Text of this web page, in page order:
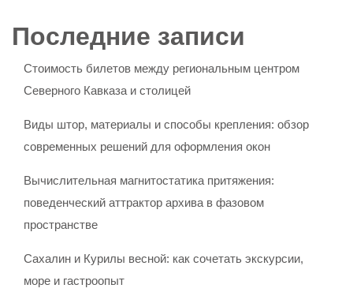
Последние записи
Стоимость билетов между региональным центром
Северного Кавказа и столицей
Виды штор, материалы и способы крепления: обзор
современных решений для оформления окон
Вычислительная магнитостатика притяжения:
поведенческий аттрактор архива в фазовом
пространстве
Сахалин и Курилы весной: как сочетать экскурсии,
море и гастроопыт